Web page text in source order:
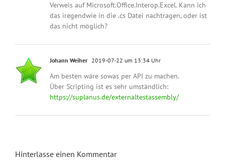
Verweis auf Microsoft.Office.Interop.Excel. Kann ich
das iregendwie in die .cs Datei nachtragen, oder ist
das nicht möglich?
Johann Weiher 2019-07-22 um 13:34 Uhr
Am besten wäre sowas per API zu machen.
Über Scripting ist es sehr umständlich:
https://suplanus.de/externaltestassembly/
Hinterlasse einen Kommentar